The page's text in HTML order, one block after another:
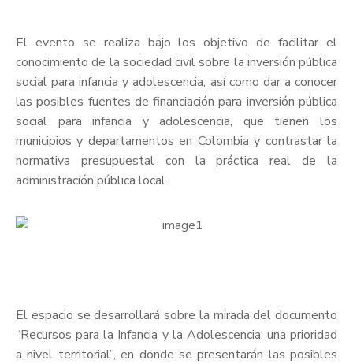
El evento se realiza bajo los objetivo de facilitar el
conocimiento de la sociedad civil sobre la inversión pública
social para infancia y adolescencia, así como dar a conocer
las posibles fuentes de financiación para inversión pública
social para infancia y adolescencia, que tienen los
municipios y departamentos en Colombia y contrastar la
normativa presupuestal con la práctica real de la
administración pública local.
El espacio se desarrollará sobre la mirada del documento
“Recursos para la Infancia y la Adolescencia: una prioridad
a nivel territorial”, en donde se presentarán las posibles